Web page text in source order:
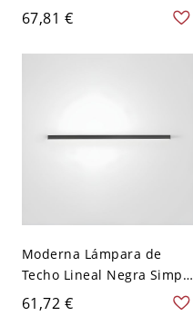
Techo de Linterna de
Cristal para Comedor -
Negro 110 A 120 V
67,81 €
Moderna Lámpara de
Techo Lineal Negra Simple
Aluminio Acrílico Sala de
Estar Montaje Empotrado
61,72 €